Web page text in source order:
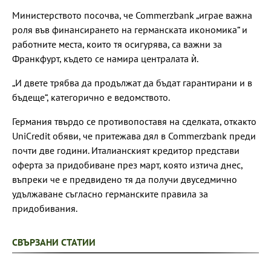
Министерството посочва, че Commerzbank „играе важна
роля във финансирането на германската икономика“ и
работните места, които тя осигурява, са важни за
Франкфурт, където се намира централата ѝ.
„И двете трябва да продължат да бъдат гарантирани и в
бъдеще“, категорично е ведомството.
Германия твърдо се противопоставя на сделката, откакто
UniCredit обяви, че притежава дял в Commerzbank преди
почти две години. Италианският кредитор представи
оферта за придобиване през март, която изтича днес,
въпреки че е предвидено тя да получи двуседмично
удължаване съгласно германските правила за
придобивания.
СВЪРЗАНИ СТАТИИ